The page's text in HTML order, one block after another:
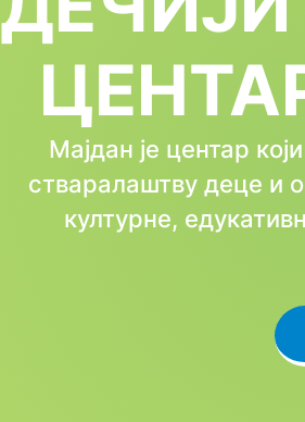
Мајдан је центар
стваралаштву деце и
културне,